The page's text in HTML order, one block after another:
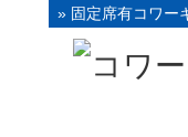
» 固定席有コワー